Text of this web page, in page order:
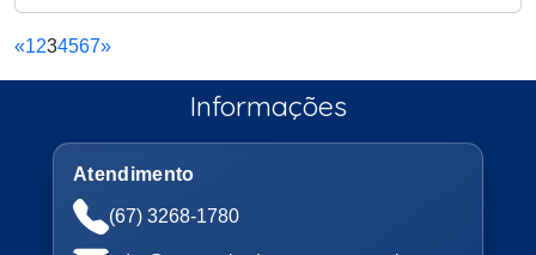
«1234567»
Informações
Atendimento
(67) 3268-1780